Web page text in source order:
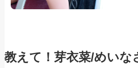
教えて！芽衣菜/めいな